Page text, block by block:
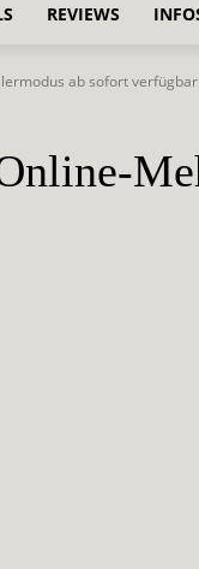
REVIEWS
ab sofort verfügbar